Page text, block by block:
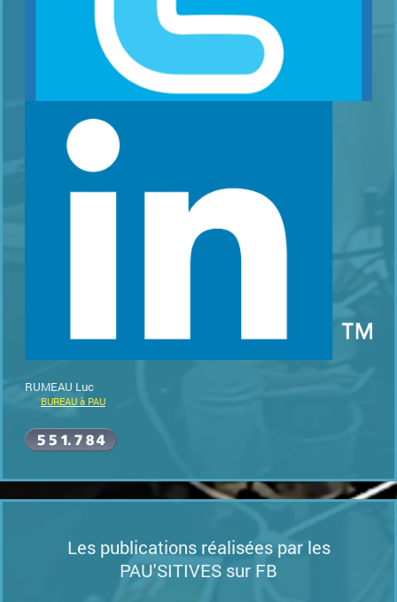
RUMEAU Luc
BUREAU à PAU
Les publications réalisées par les
PAU'SITIVES sur FB